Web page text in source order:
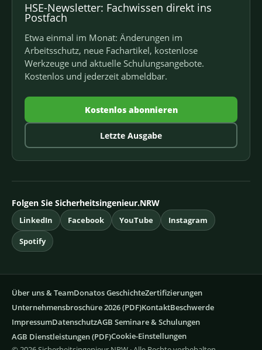
HSE-Newsletter: Fachwissen direkt ins
Postfach
Etwa einmal im Monat: Änderungen im
Arbeitsschutz, neue Fachartikel, kostenlose
Werkzeuge und aktuelle Schulungsangebote.
Kostenlos und jederzeit abmeldbar.
Kostenlos abonnieren
Letzte Ausgabe
Folgen Sie Sicherheitsingenieur.NRW
LinkedIn Facebook YouTube
Instagram
Spotify
Über uns & TeamDonatos GeschichteZertifizierungen
Unternehmensbroschüre 2026 (PDF)KontaktBeschwerde
ImpressumDatenschutzAGB Seminare & Schulungen
AGB Dienstleistungen (PDF)Cookie-Einstellungen